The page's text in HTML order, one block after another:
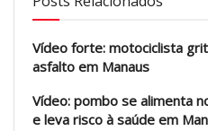
Vídeo forte: motociclista
asfalto em Manaus
Vídeo: pombo se alimenta
e leva risco à saúde em